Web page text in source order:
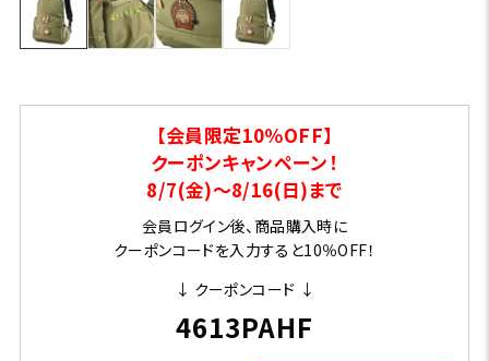
【会員限定10％OFF】
クーポンキャンペーン！
8/7(金)～8/16(日)まで
会員ログイン後、商品購入時に
クーポンコードを入力すると10％OFF！
↓ クーポンコード ↓
4613PAHF